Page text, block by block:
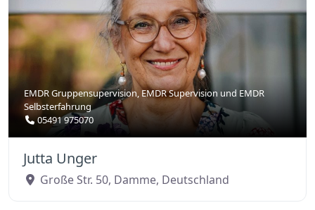
EMDR Gruppensupervision, EMDR Supervision und EMDR
Selbsterfahrung
05491 975070
Jutta Unger
Große Str. 50, Damme, Deutschland